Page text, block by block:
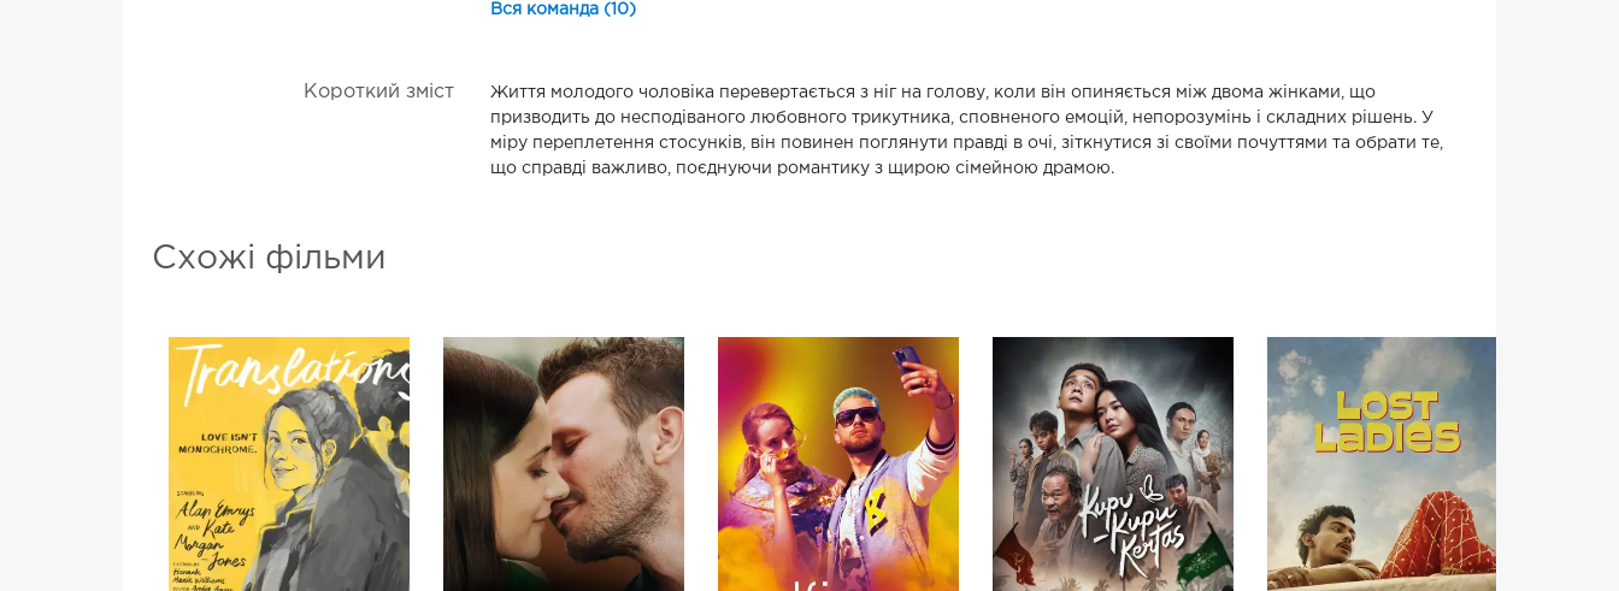
Вся команда (10)
Короткий зміст
Життя молодого чоловіка перевертається з ніг на голову, коли він опиняється між двома жінками, що
призводить до несподіваного любовного трикутника, сповненого емоцій, непорозумінь і складних рішень. У
міру переплетення стосунків, він повинен поглянути правді в очі, зіткнутися зі своїми почуттями та обрати те,
що справді важливо, поєднуючи романтику з щирою сімейною драмою.
Схожі фільми